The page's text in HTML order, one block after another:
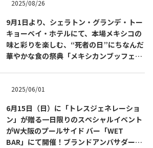
© JUAST All rights reserved.
2025/08/26
9月1日より、シェラトン・グランデ・トー
キョーベイ・ホテルにて、本場メキシコの
味と彩りを楽しむ、“死者の日”にちなんだ
華やかな食の祭典「メキシカンブッフェ」
2025/06/01
6月15日（日）に「トレスジェネレーショ
ン」が贈る一日限りのスペシャルイベント
がW大阪のプールサイド バー「WET
BAR」にて開催！ブランドアンバサダーの